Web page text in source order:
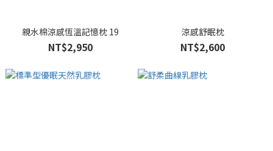
親水棉涼感恆溫記憶枕 19
NT$2,950
涼感舒眠枕
NT$2,600